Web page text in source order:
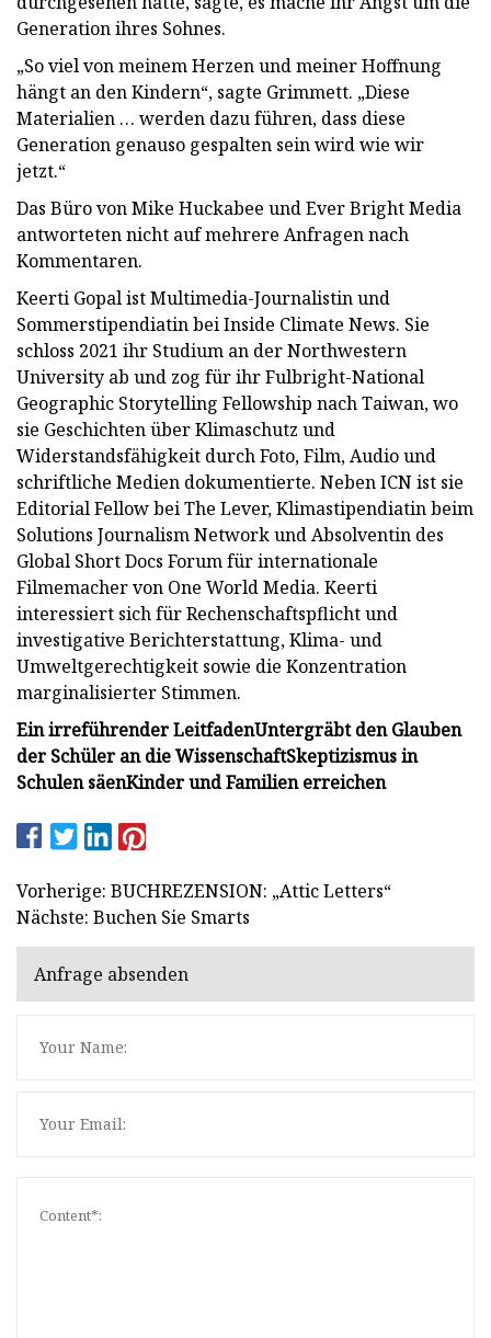
Generation ihres Sohnes.
„So viel von meinem Herzen und meiner Hoffnung
hängt an den Kindern“, sagte Grimmett. „Diese
Materialien … werden dazu führen, dass diese
Generation genauso gespalten sein wird wie wir
jetzt.“
Das Büro von Mike Huckabee und Ever Bright Media
antworteten nicht auf mehrere Anfragen nach
Kommentaren.
Keerti Gopal ist Multimedia-Journalistin und
Sommerstipendiatin bei Inside Climate News. Sie
schloss 2021 ihr Studium an der Northwestern
University ab und zog für ihr Fulbright-National
Geographic Storytelling Fellowship nach Taiwan, wo
sie Geschichten über Klimaschutz und
Widerstandsfähigkeit durch Foto, Film, Audio und
schriftliche Medien dokumentierte. Neben ICN ist sie
Editorial Fellow bei The Lever, Klimastipendiatin beim
Solutions Journalism Network und Absolventin des
Global Short Docs Forum für internationale
Filmemacher von One World Media. Keerti
interessiert sich für Rechenschaftspflicht und
investigative Berichterstattung, Klima- und
Umweltgerechtigkeit sowie die Konzentration
marginalisierter Stimmen.
Ein irreführender LeitfadenUntergräbt den Glauben
der Schüler an die WissenschaftSkeptizismus in
Schulen säenKinder und Familien erreichen
Vorherige: BUCHREZENSION: „Attic Letters“
Nächste: Buchen Sie Smarts
Anfrage absenden